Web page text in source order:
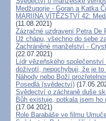
Medžugorje - Goran a Katka
MARIINA VÍTĚZSTVÍ 42:
(11.08.2021)
Zázračné uzdravení Petra De
Už chápu, všechno do sebe
Zachráněné manželství -
(22.07.2021)
Lídr vězeňského
doživotí, nepochybuji, že je
Náhody nebo Boží
Posedlá (svědectví)
Svědectví o záchraně duše
Bůh existuje, potkala jsem
(17.04.2021)
Role Barabáše ve filmu